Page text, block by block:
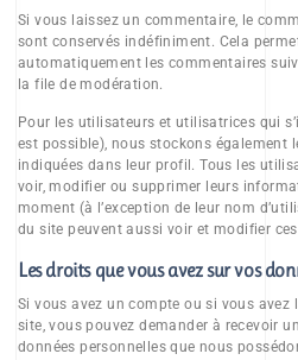
Si vous laissez un commentaire, le
sont conservés indéfiniment. Cela
automatiquement les commentaires
la file de modération.
Pour les utilisateurs et utilisatrices qui
est possible), nous stockons également
indiquées dans leur profil. Tous les
voir, modifier ou supprimer leurs
moment (à l’exception de leur nom
du site peuvent aussi voir et modifier
Les droits que vous avez sur vos
Si vous avez un compte ou si vous avez
site, vous pouvez demander à recevoir
données personnelles que nous